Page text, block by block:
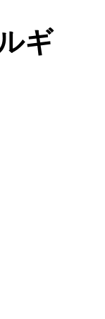
ギ